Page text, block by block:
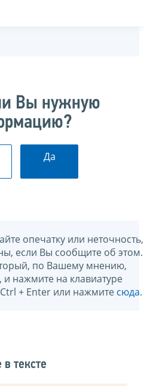
Вы нужную
Да
опечатку или неточность,
если Вы сообщите об этом.
по Вашему мнению,
нажмите на клавиатуре
+ Enter или нажмите сюда.
тексте